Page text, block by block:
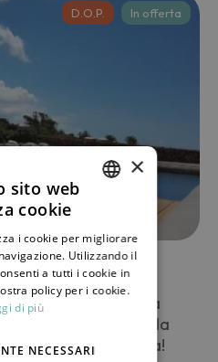
D.O.P. In offerta
Una piscina
mare e tramonto da
l’avete mai vista!
ENGLISH
×
sito web
cookie
i cookie per migliorare
Utilizzando il
a tutti i cookie in
policy per i cookie.
di più
NECESSARI